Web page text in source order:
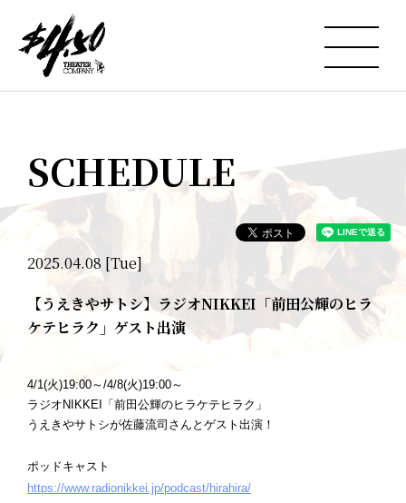
SCHEDULE
2025.04.08 [Tue]
【うえきやサトシ】ラジオNIKKEI「前田公輝のヒラ
ケテヒラク」ゲスト出演
4/1(火)19:00～/4/8(火)19:00～
ラジオNIKKEI「前田公輝のヒラケテヒラク」
うえきやサトシが佐藤流司さんとゲスト出演！
ポッドキャスト
https://www.radionikkei.jp/podcast/hirahira/